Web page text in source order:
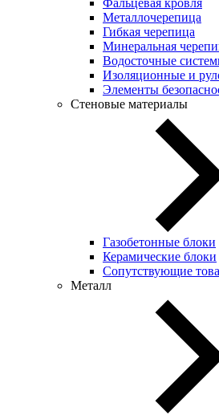
Металлочерепица
Гибкая черепица
Минеральная
Водосточные
Изоляционные и
Элементы
Стеновые материалы
Газобетонные блоки
Керамические блоки
Сопутствующие
Металл